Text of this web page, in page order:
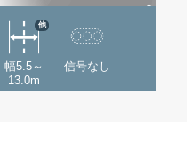
幅5.5～
13.0m
他
信号なし